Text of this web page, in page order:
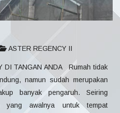
ASTER REGENCY II
DI TANGAN ANDA Rumah tidak
namun sudah merupakan
banyak pengaruh. Seiring
yang awalnya untuk tempat